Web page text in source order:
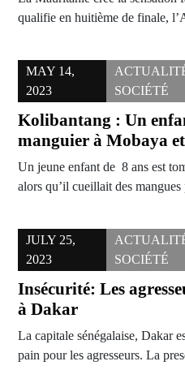
qualifie en huitième de finale,
MAY 14,
2023
SOCIÉTÉ
Kolibantang : Un
manguier à Mobaya
Un jeune enfant de 8 ans est
alors qu’il cueillait des
JULY 25,
2023
SOCIÉTÉ
Insécurité: Les
à Dakar
La capitale sénégalaise, Dakar
pain pour les agresseurs. La